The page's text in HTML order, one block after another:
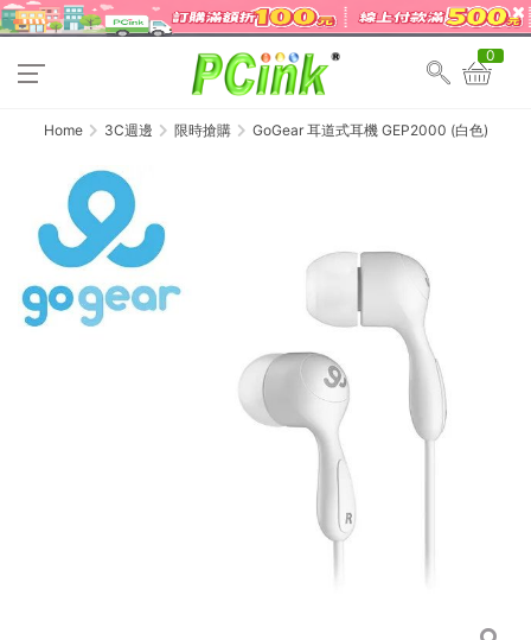
0
Home 3C週邊 限時搶購 GoGear 耳道式耳機 GEP2000 (白色)